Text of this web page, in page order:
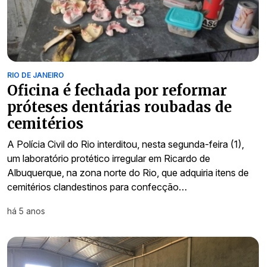
RIO DE JANEIRO
Oficina é fechada por reformar
próteses dentárias roubadas de
cemitérios
A Polícia Civil do Rio interditou, nesta segunda-feira (1),
um laboratório protético irregular em Ricardo de
Albuquerque, na zona norte do Rio, que adquiria itens de
cemitérios clandestinos para confecção…
há 5 anos